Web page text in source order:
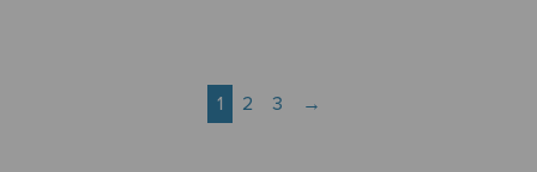
1 2 3 →